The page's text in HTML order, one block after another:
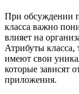
При обсуждении
класса важно
влияет на
Атрибуты класса,
имеют свои
которые зависят
приложения.